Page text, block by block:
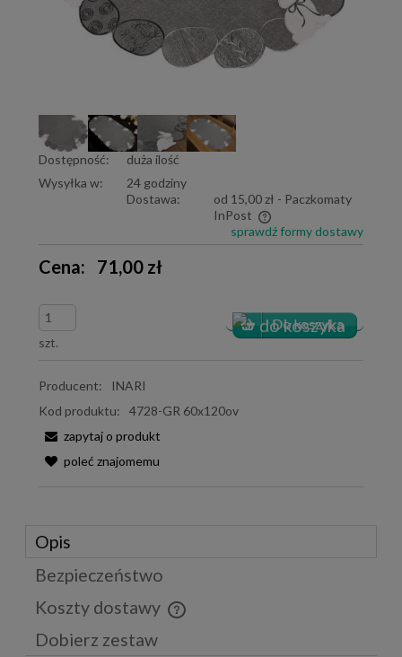
Dostępność:
duża ilość
Wysyłka w:
24 godziny
Dostawa:
od 15,00 zł - Paczkomaty
InPost
Cena nie zawiera ewentualnych kosztów płatności
sprawdź formy dostawy
Cena: 71,00 zł
szt.
Producent:
INARI
Kod produktu:
4728-GR 60x120ov
zapytaj o produkt
poleć znajomemu
Opis
Bezpieczeństwo
Koszty dostawy
Cena nie zawiera ewentualnych kosztów płatności
Dobierz zestaw